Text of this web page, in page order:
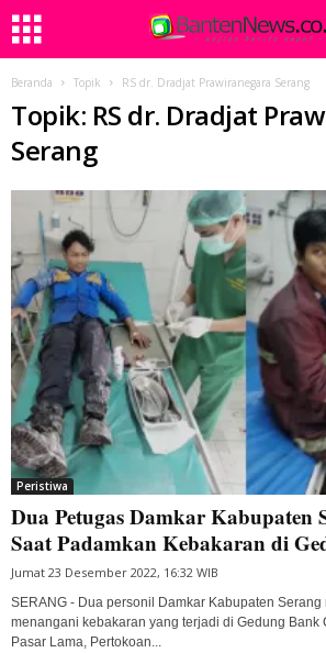
Beranda Topik RS dr. Dradjat Prawiranegara Serang
Topik: RS dr. Dradjat
Serang
Peristiwa
Dua Petugas Damkar Kabupaten
Saat Padamkan Kebakaran di
Jumat 23 Desember 2022, 16:32 WIB
SERANG - Dua personil Damkar Kabupaten
menangani kebakaran yang terjadi di Gedung Bank
Pasar Lama, Pertokoan...